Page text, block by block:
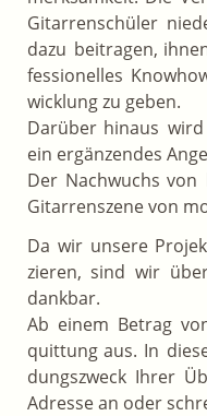
Gitarrenschüler
dazu beitragen,
fessionelles
wicklung zu geben.
Darüber hinaus wird
ein ergänzendes
Der Nachwuchs von
Gitarrenszene von
Da wir unsere
zieren, sind wir
dankbar.
Ab einem Betrag
quittung aus. In
dungszweck Ihrer
Adresse an oder